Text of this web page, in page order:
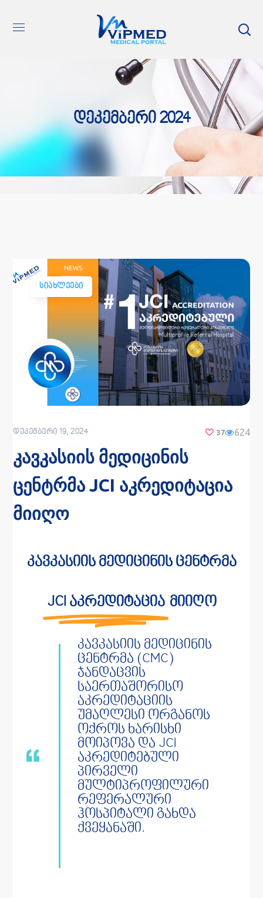
Დეკემბერი 2024
ᲡᲘᲐᲮᲚᲔᲔᲑᲘ
ᲓᲔᲙᲔᲛᲑᲔᲠᲘ 19, 2024 37 624
კავკასიის მედიცინის
ცენტრმა JCI აკრედიტაცია
მიიღო
კავკასიის მედიცინის ცენტრმა
JCI აკრედიტაცია მიიღო
კავკასიის მედიცინის
ცენტრმა (CMC)
ჯანდაცვის
საერთაშორისო
აკრედიტაციის
უმაღლესი ორგანოს
ოქროს ხარისხი
მოიპოვა და JCI
აკრედიტებული
პირველი
მულტიპროფილური
რეფერალური
ჰოსპიტალი გახდა
ქვეყანაში.